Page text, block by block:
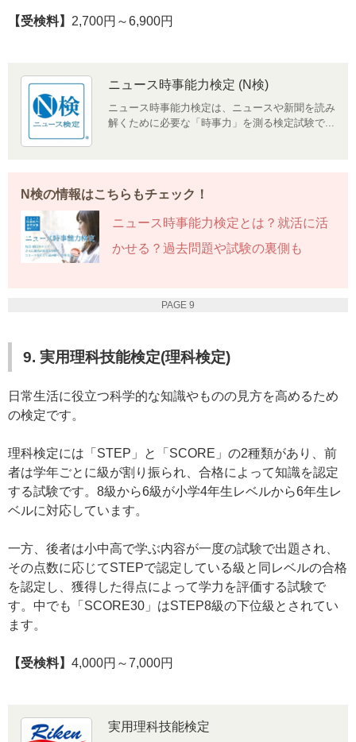
【受検料】 2,700円～6,900円
ニュース時事能力検定 (N検)
ニュース時事能力検定は、ニュースや新聞を読み
解くために必要な「時事力」を測る検定試験で...
N検の情報はこちらもチェック！
ニュース時事能力検定とは？就活に活
かせる？過去問題や試験の裏側も
PAGE 9
9. 実用理科技能検定(理科検定)
日常生活に役立つ科学的な知識やものの見方を高めるため
の検定です。
理科検定には「STEP」と「SCORE」の2種類があり、前
者は学年ごとに級が割り振られ、合格によって知識を認定
する試験です。8級から6級が小学4年生レベルから6年生レ
ベルに対応しています。
一方、後者は小中高で学ぶ内容が一度の試験で出題され、
その点数に応じてSTEPで認定している級と同レベルの合格
を認定し、獲得した得点によって学力を評価する試験で
す。中でも「SCORE30」はSTEP8級の下位級とされてい
ます。
【受検料】 4,000円～7,000円
実用理科技能検定